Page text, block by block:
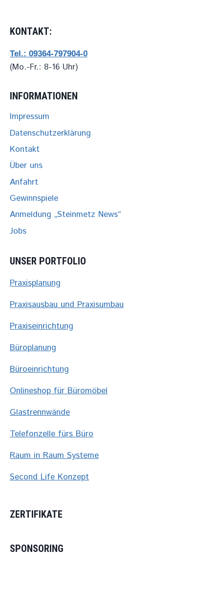
KONTAKT:
Tel.: 09364-797904-0
(Mo.-Fr.: 8-16 Uhr)
INFORMATIONEN
Impressum
Datenschutzerklärung
Kontakt
Über uns
Anfahrt
Gewinnspiele
Anmeldung „Steinmetz News“
Jobs
UNSER PORTFOLIO
Praxisplanung
Praxisausbau und Praxisumbau
Praxiseinrichtung
Büroplanung
Büroeinrichtung
Onlineshop für Büromöbel
Glastrennwände
Telefonzelle fürs Büro
Raum in Raum Systeme
Second Life Konzept
ZERTIFIKATE
SPONSORING